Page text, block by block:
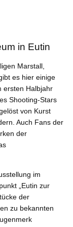
in Eutin
Marstall,
es hier einige
ersten Halbjahr
Shooting-Stars
von Kurst
. Auch Fans der
der
im
„Eutin zur
der
zu bekannten